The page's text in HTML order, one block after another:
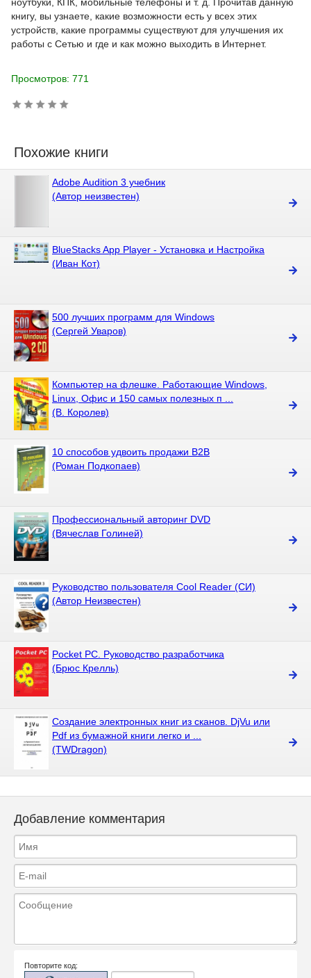
книгу, вы узнаете, какие возможности есть у всех этих
устройств, какие программы существуют для улучшения их
работы с Сетью и где и как можно выходить в Интернет.
Просмотров: 771
Похожие книги
Adobe Audition 3 учебник
(Автор неизвестен)
BlueStacks App Player - Установка и Настройка
(Иван Кот)
500 лучших программ для Windows
(Сергей Уваров)
Компьютер на флешке. Работающие Windows,
Linux, Офис и 150 самых полезных п ...
(В. Королев)
10 способов удвоить продажи В2В
(Роман Подкопаев)
Профессиональный авторинг DVD
(Вячеслав Голиней)
Руководство пользователя Cool Reader (СИ)
(Автор Неизвестен)
Pocket PC. Руководство разработчика
(Брюс Крелль)
Создание электронных книг из сканов. DjVu или
Pdf из бумажной книги легко и ...
(TWDragon)
Добавление комментария
Повторите код: